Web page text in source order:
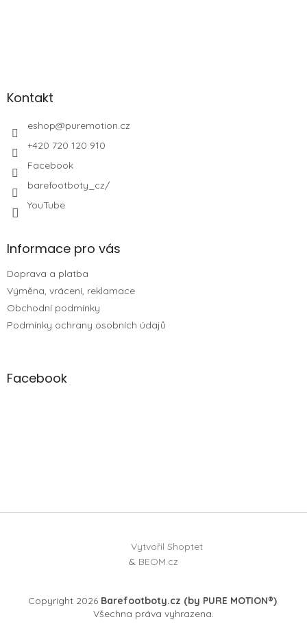
Kontakt
eshop@puremotion.cz
+420 720 120 910
Facebook
barefootboty_cz/
YouTube
Informace pro vás
Doprava a platba
Výměna, vrácení, reklamace
Obchodní podmínky
Podmínky ochrany osobních údajů
Facebook
Vytvořil Shoptet
& BEOM.cz
Copyright 2026 Barefootboty.cz (by PURE MOTION®).
Všechna práva vyhrazena.